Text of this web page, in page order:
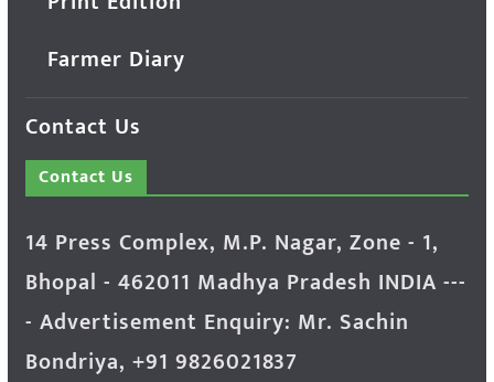
Farmer Diary
Contact Us
Contact Us
14 Press Complex, M.P. Nagar, Zone - 1,
Bhopal - 462011 Madhya Pradesh INDIA ---
- Advertisement Enquiry: Mr. Sachin
Bondriya, +91 9826021837